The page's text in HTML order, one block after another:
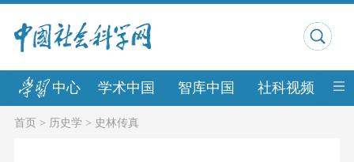
中心 学术中国 智库中国 社科视频 中
首页> 历史学 > 史林传真